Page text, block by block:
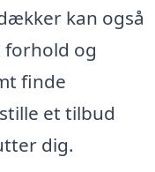
kan også
forhold og
finde
et tilbud
dig.